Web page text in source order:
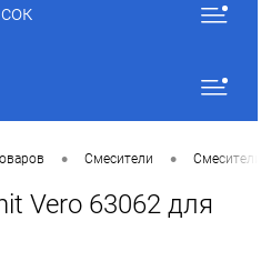
• Смесители • Смесители
Vero 63062 для